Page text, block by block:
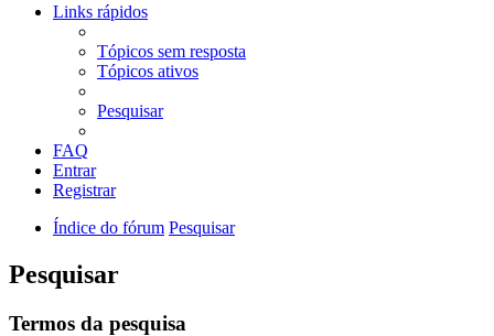
Links rápidos
Tópicos sem resposta
Tópicos ativos
Pesquisar
FAQ
Entrar
Registrar
Índice do fórum Pesquisar
Pesquisar
Termos da pesquisa